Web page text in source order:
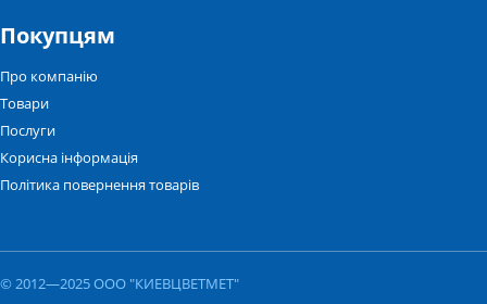
Покупцям
Про компанію
Товари
Послуги
Корисна інформація
Політика повернення товарів
© 2012—2025 ООО "КИЕВЦВЕТМЕТ"